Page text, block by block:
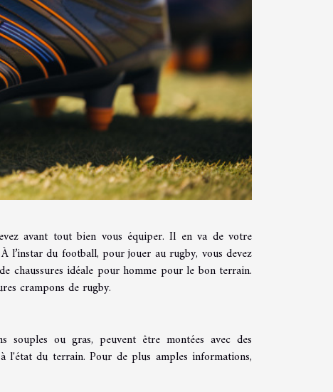
avant tout bien vous équiper. Il en va de votre
du football, pour jouer au rugby, vous devez
chaussures idéale pour homme pour le bon terrain.
crampons de rugby.
souples ou gras, peuvent être montées avec des
du terrain. Pour de plus amples informations,